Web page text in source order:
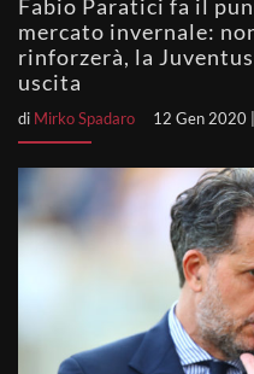
Fabio Paratici fa il
mercato invernale:
rinforzerà, la
uscita
di Mirko Spadaro 12 Gen 2020